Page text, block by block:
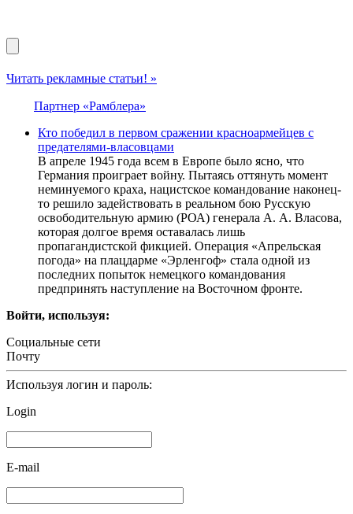
Читать рекламные статьи! »
Партнер «Рамблера»
Кто победил в первом сражении красноармейцев с
предателями-власовцами
В апреле 1945 года всем в Европе было ясно, что
Германия проиграет войну. Пытаясь оттянуть момент
неминуемого краха, нацистское командование наконец-
то решило задействовать в реальном бою Русскую
освободительную армию (РОА) генерала А. А. Власова,
которая долгое время оставалась лишь
пропагандистской фикцией. Операция «Апрельская
погода» на плацдарме «Эрленгоф» стала одной из
последних попыток немецкого командования
предпринять наступление на Восточном фронте.
Войти, используя:
Социальные сети
Почту
Используя логин и пароль:
Login
E-mail